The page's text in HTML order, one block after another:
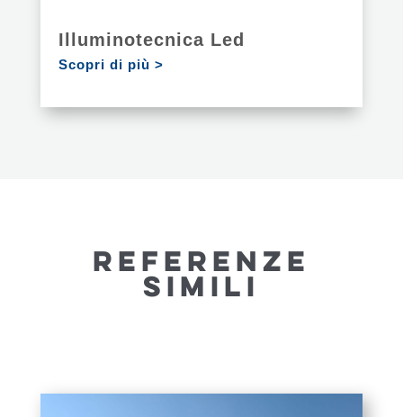
Illuminotecnica Led
Scopri di più >
REFERENZE
SIMILI